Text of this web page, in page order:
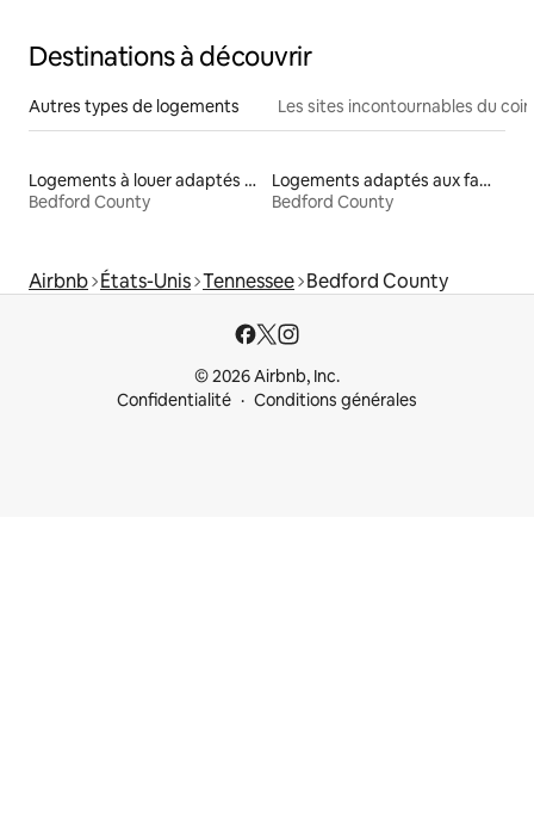
Destinations à découvrir
Autres types de logements Les sites incontournables du coin
Logements à louer adaptés aux animaux
Bedford County
Logements adaptés aux familles à louer
Bedford County
Airbnb États-Unis Tennessee Bedford County
© 2026 Airbnb, Inc.
Confidentialité
Conditions générales